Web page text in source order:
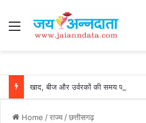
Menu
Home /राज्य/छत्तीसगढ़